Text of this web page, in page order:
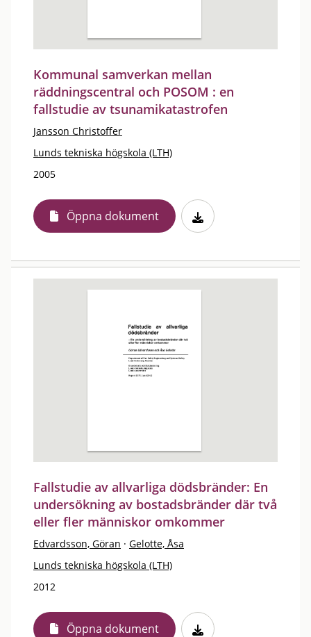
Kommunal samverkan mellan
räddningscentral och POSOM : en
fallstudie av tsunamikatastrofen
Jansson Christoffer
Lunds tekniska högskola (LTH)
2005
Öppna dokument
Fallstudie av allvarliga dödsbränder: En
undersökning av bostadsbränder där två
eller fler människor omkommer
Edvardsson, Göran · Gelotte, Åsa
Lunds tekniska högskola (LTH)
2012
Öppna dokument